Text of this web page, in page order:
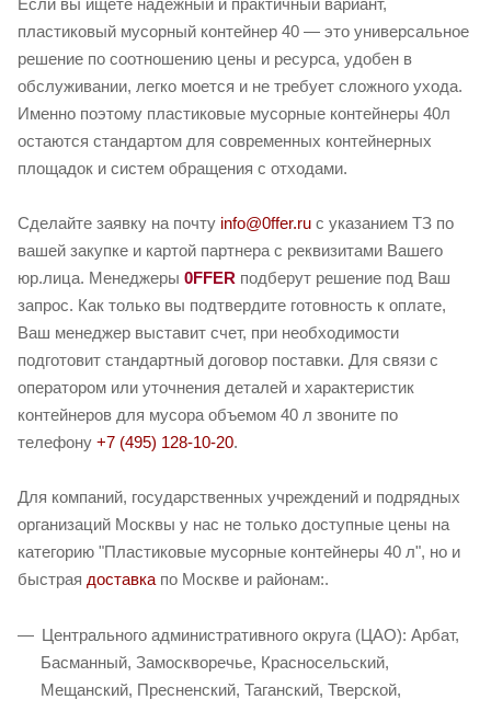
Если вы ищете надежный и практичный вариант,
пластиковый мусорный контейнер 40 — это универсальное
решение по соотношению цены и ресурса, удобен в
обслуживании, легко моется и не требует сложного ухода.
Именно поэтому пластиковые мусорные контейнеры 40л
остаются стандартом для современных контейнерных
площадок и систем обращения с отходами.
Сделайте заявку на почту info@0ffer.ru с указанием ТЗ по
вашей закупке и картой партнера с реквизитами Вашего
юр.лица. Менеджеры 0FFER подберут решение под Ваш
запрос. Как только вы подтвердите готовность к оплате,
Ваш менеджер выставит счет, при необходимости
подготовит стандартный договор поставки. Для связи с
оператором или уточнения деталей и характеристик
контейнеров для мусора объемом 40 л звоните по
телефону +7 (495) 128-10-20.
Для компаний, государственных учреждений и подрядных
организаций Москвы у нас не только доступные цены на
категорию "Пластиковые мусорные контейнеры 40 л", но и
быстрая доставка по Москве и районам:.
Центрального административного округа (ЦАО): Арбат,
Басманный, Замоскворечье, Красносельский,
Мещанский, Пресненский, Таганский, Тверской,